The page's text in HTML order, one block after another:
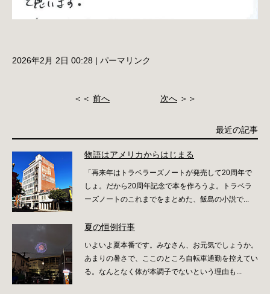
2026年2月 2日 00:28 | パーマリンク
＜＜ 前へ 次へ ＞＞
最近の記事
物語はアメリカからはじまる
「再来年はトラベラーズノートが発売して20周年で
しょ。だから20周年記念で本を作ろうよ。トラベラ
ーズノートのこれまでをまとめた、飯島の小説で...
夏の恒例行事
いよいよ夏本番です。みなさん、お元気でしょうか。
あまりの暑さで、ここのところ自転車通勤を控えてい
る。なんとなく体が本調子でないという理由も...